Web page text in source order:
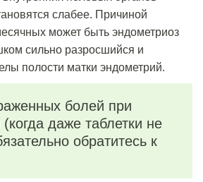
слабее. Причиной
может быть эндометриоз
сильно разросшийся и
полости матки эндометрий.
болей при
даже таблетки не
обратитесь к